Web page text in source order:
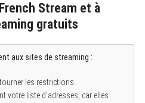
Stream et à
gratuits
aux sites de streaming :
les restrictions.
votre liste d’adresses, car elles